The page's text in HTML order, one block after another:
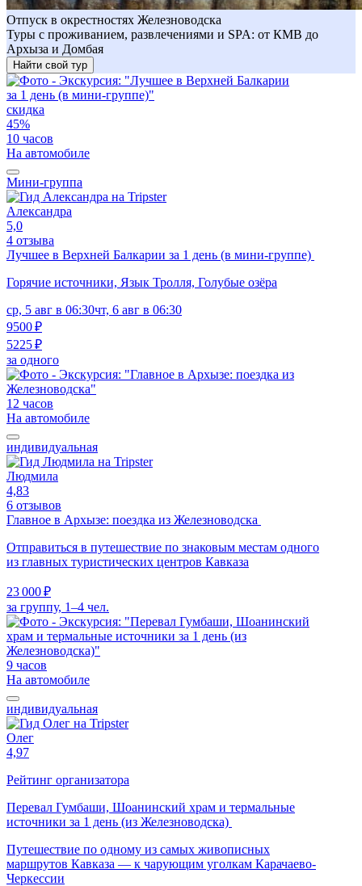
Отпуск в окрестностях Железноводска
Туры с проживанием, развлечениями и SPA: от КМВ до
Архыза и Домбая
Найти свой тур
скидка
45%
10 часов
На автомобиле
Мини-группа
Александра
5,0
4 отзыва
Лучшее в Верхней Балкарии за 1 день (в мини-группе)
Горячие источники, Язык Тролля, Голубые озёра
ср, 5 авг в 06:30чт, 6 авг в 06:30
9500 ₽
5225 ₽
за одного
12 часов
На автомобиле
индивидуальная
Людмила
4,83
6 отзывов
Главное в Архызе: поездка из Железноводска
Отправиться в путешествие по знаковым местам одного
из главных туристических центров Кавказа
23 000 ₽
за группу, 1–4 чел.
9 часов
На автомобиле
индивидуальная
Олег
4,97
Рейтинг организатора
Перевал Гумбаши, Шоанинский храм и термальные
источники за 1 день (из Железноводска)
Путешествие по одному из самых живописных
маршрутов Кавказа — к чарующим уголкам Карачаево-
Черкессии